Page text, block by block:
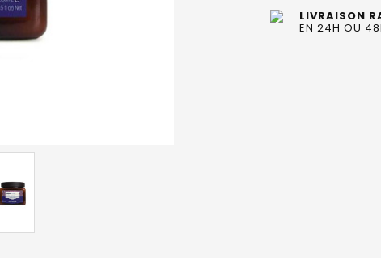
LIVRAISON
EN 24H OU